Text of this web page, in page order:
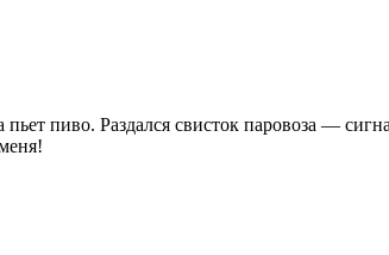
пиво. Раздался свисток паровоза —